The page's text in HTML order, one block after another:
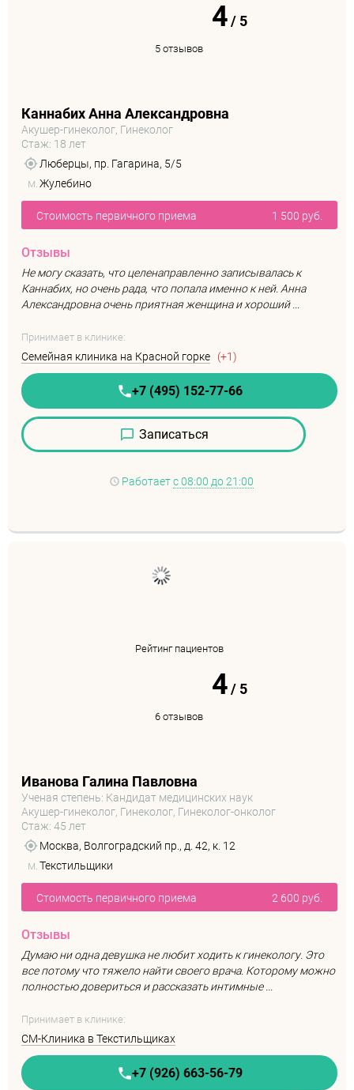
4/5
5 отзывов
Каннабих Анна Александровна
Акушер-гинеколог, Гинеколог
Стаж: 18 лет
Люберцы, пр. Гагарина, 5/5
м. Жулебино
Стоимость первичного приема 1 500 руб.
Отзывы
Не могу сказать, что целенаправленно записывалась к
Каннабих, но очень рада, что попала именно к ней. Анна
Александровна очень приятная женщина и хороший ...
Принимает в клинике:
Семейная клиника на Красной горке (+1)
+7 (495) 152-77-66
Записаться
Работает с 08:00 до 21:00
Рейтинг пациентов
4/5
6 отзывов
Иванова Галина Павловна
Ученая степень: Кандидат медицинских наук
Акушер-гинеколог, Гинеколог, Гинеколог-онколог
Стаж: 45 лет
Москва, Волгоградский пр., д. 42, к. 12
м. Текстильщики
Стоимость первичного приема 2 600 руб.
Отзывы
Думаю ни одна девушка не любит ходить к гинекологу. Это
все потому что тяжело найти своего врача. Которому можно
полностью довериться и рассказать интимные ...
Принимает в клинике:
СМ-Клиника в Текстильщиках
+7 (926) 663-56-79